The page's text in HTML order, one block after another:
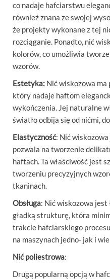
co nadaje hafciarstwu
również znana ze swojej
że projekty wykonane z tej
rozciąganie. Ponadto, nić
kolorów, co umożliwia
wzorów.
Estetyka: Nić wiskozowa ma
który nadaje haftom
wykończenia. Jej naturalne
światło odbija się od nićmi,
Elastyczność: Nić
pozwala na tworzenie
haftach. Ta właściwość jest
tworzeniu precyzyjnych
tkaninach.
Obsługa: Nić wiskozowa jest
gładką strukturę, która
trakcie hafciarskiego
na maszynach jedno- jak i
Nić poliestrowa:
Drugą popularną opcją w